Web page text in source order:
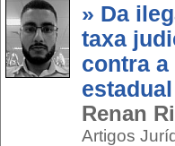
» Da
taxa
contra a
Renan
Artigos